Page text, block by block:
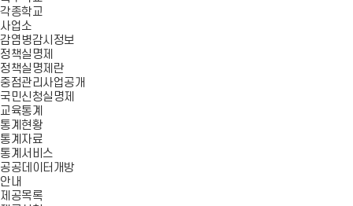
각종학교
사업소
감염병감시정보
정책실명제
정책실명제란
중점관리사업공개
국민신청실명제
교육통계
통계현황
통계자료
통계서비스
공공데이터개방
안내
제공목록